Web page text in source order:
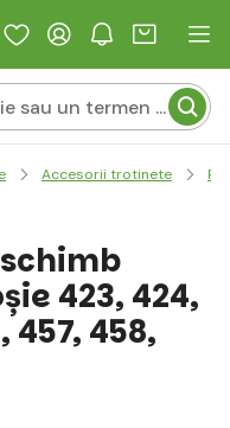
Accesorii trotinete
423, 424,
457, 458,